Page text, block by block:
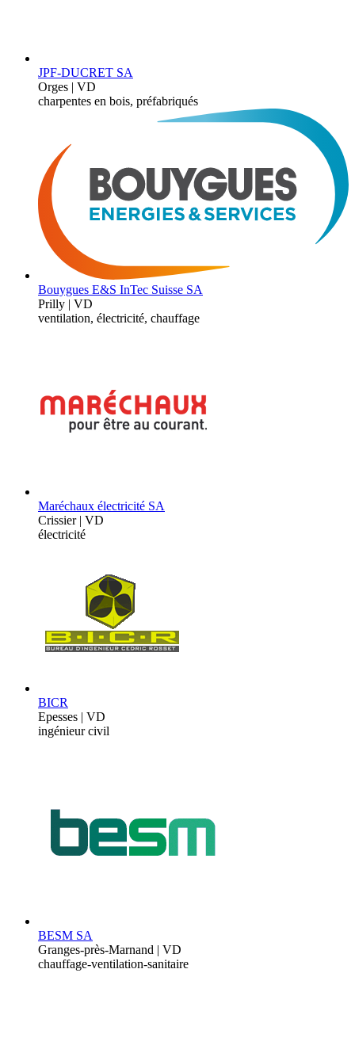
JPF-DUCRET SA
Orges | VD
charpentes en bois, préfabriqués
Bouygues E&S InTec Suisse SA
Prilly | VD
ventilation, électricité, chauffage
Maréchaux électricité SA
Crissier | VD
électricité
BICR
Epesses | VD
ingénieur civil
BESM SA
Granges-près-Marnand | VD
chauffage-ventilation-sanitaire